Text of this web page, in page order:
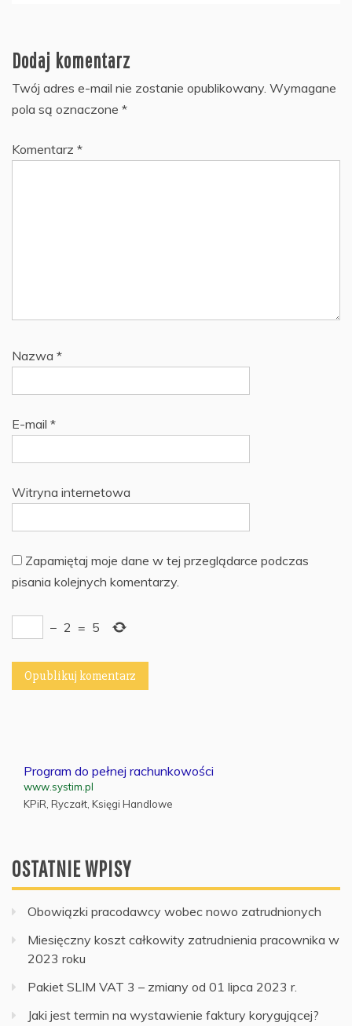
Dodaj komentarz
Twój adres e-mail nie zostanie opublikowany. Wymagane
pola są oznaczone *
Komentarz *
Nazwa *
E-mail *
Witryna internetowa
Zapamiętaj moje dane w tej przeglądarce podczas
pisania kolejnych komentarzy.
− 2 = 5
Program do pełnej rachunkowości
www.systim.pl
KPiR, Ryczałt, Księgi Handlowe
OSTATNIE WPISY
Obowiązki pracodawcy wobec nowo zatrudnionych
Miesięczny koszt całkowity zatrudnienia pracownika w
2023 roku
Pakiet SLIM VAT 3 – zmiany od 01 lipca 2023 r.
Jaki jest termin na wystawienie faktury korygującej?